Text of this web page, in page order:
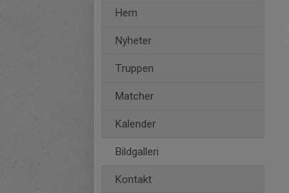
Hem
Nyheter
Truppen
Matcher
Kalender
Bildgalleri
Kontakt